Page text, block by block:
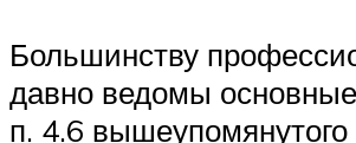
Большинству
давно ведомы
п. 4.6